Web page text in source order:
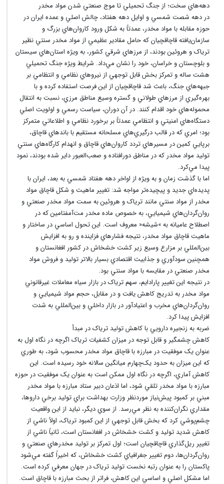
دهه‌هاي سخت؛ از جنگ تحميلي تا موج صنعتي شدن مواد مخدر
در دهه شصت شمسي و اوايل دهه هفتاد، چالش اصلي و عمده ايران در
حوزه مقابله با مواد مخدر، عمدتاً به شکل ورود کاروان‌هاي بزرگ و
سازمان‌يافته قاچاقچيان که حامل مقادير عظيمي از مواد مخدر سنتي نظير
ترياک و هروئين بودند، از مرزهاي شرقي کشور، به ويژه استان‌هاي سيستان
و بلوچستان و خراسان، خود را نشان مي‌داد. شرايط ويژه جنگ تحميلي
هشت ساله و تمرکز بخش قابل توجهي از نيروهاي نظامي و انتظامي بر
جبهه‌هاي جنگ، باعث شد قاچاقچيان از اين فرصت استفاده کرده و با
بهره‌گيري از مرزهاي طولاني و گستره وسيع مناطق مرزي، نسبت به انتقال
محموله‌هاي خود اقدام کنند. در آن دوران، سياست رسمي و اولويت اصلي
دستگاه‌هاي امنيتي و انتظامي عمدتاً بر برخورد نظامي و اطلاعاتي متمرکز
بود؛ امري که در قالب درگيري‌هاي مسلحانه مستقيم با باندهاي قاچاق،
برپايي کمين در مسيرهاي تردد کاروان‌هاي قاچاق و انهدام کارگاه‌هاي سنتي
توليد مواد مخدر که در مناطق دورافتاده و صعب‌العبور داير شده بودند، نمود
پيدا مي‌کرد.
اما با گذشت زمان و به ويژه از اواخر دهه هفتاد شمسي به بعد، ايران با
پديده‌اي جديد و پيچيده‌تر مواجه شد: تغيير ماهيت و شکل قاچاق مواد
مخدر از مواد سنتي مانند ترياک و هروئين به سمت مواد مخدر صنعتي و
روان‌گردان‌هاي شيميايي، به خصوص ماده مخدر مت‌آمفتامين که در
اصطلاح عاميانه به »شيشه« معروف است. اين تحول اساسي در ساختار و
ماهيت قاچاق مواد مخدر، نتيجه فشارهاي فزاينده و رو به افزايش
بين‌المللي بر مزارع وسيع زير کشت خشخاش در کشور افغانستان و
همچنين سودآوري و جذابيت اقتصادي بسيار بالاتر توليد و فروش مواد
مخدر صنعتي در مقايسه با مواد سنتي بود.
در نتيجه اين تغيير پارادايم، سهم ترياک در بازار سياه معاملات غيرقانوني
مواد مخدر به تدريج کاهش يافت و در مقابل، حجم مواد شيميايي و
روان‌گردان‌هاي مخرب و اعتيادآور در بازار داخلي و بين‌المللي به شدت
افزايش پيدا کرد.
ضربه به زنجيره دارويي با کاهش توليد ترياک در مبدأ
کاهش چشمگير و قابل توجه در ميزان کشفيات ترياک اگرچه در نگاه اول به
عنوان يک موفقيت در مبارزه با قاچاق مواد مخدر محسوب شود، به طوري
که اين ميزان به حدود يک‌چهارم ميانگين سالانه خود رسيده است. اين
کاهش آماري، اگرچه در نگاه اول ممکن است به عنوان يک موفقيت در حوزه
مبارزه با مواد مخدر تلقي شود، اما اذعان دبير ستاد مبارزه با مواد مخدر
مبني بر کمبود پيش‌نياز موردنظر وزارت بهداشت براي توليد برخي داروها،
مقداري نگران‌کننده به نظر مي‌رسد. از سوي ديگر، نبايد از اين واقعيت
چشم‌پوشي کرد که بخش قابل توجهي از اين کمبود ترياک، اولاً ناشي از
کاهش شديد توليد و کشت خشخاش در افغانستان است، ثانياً ناشي از
تغيير ريل‌گذاري قاچاقچيان است؛ اول تمرکز بر توليد مخدرهاي صنعتي و
روان‌گردان‌ها، دوم تغيير جغرافياي کشت خشخاش، که اخيراً گفته مي‌شود
پاکستان را به عنوان رتبه نخست توليد ترياک در جهان معرفي کرده است.
اما مشکل اصلي و اساسي اين کاهش، فراتر از بحث مبارزه با قاچاق است.